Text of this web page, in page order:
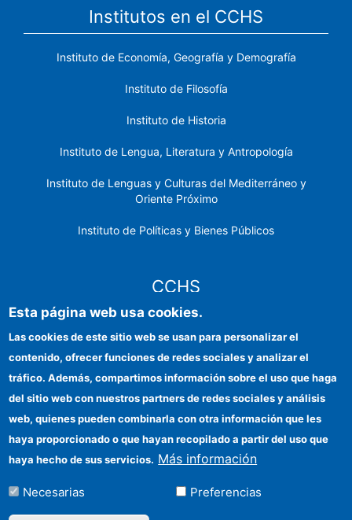
Institutos en el CCHS
Instituto de Economía, Geografía y Demografía
Instituto de Filosofía
Instituto de Historia
Instituto de Lengua, Literatura y Antropología
Instituto de Lenguas y Culturas del Mediterráneo y
Oriente Próximo
Instituto de Políticas y Bienes Públicos
CCHS
Identidad institucional
Ayudas FEDER
Organismos financiadores
Contacto
Cómo llegar
Esta página web usa cookies.
Las cookies de este sitio web se usan para personalizar el
contenido, ofrecer funciones de redes sociales y analizar el
tráfico. Además, compartimos información sobre el uso que haga
del sitio web con nuestros partners de redes sociales y análisis
web, quienes pueden combinarla con otra información que les
haya proporcionado o que hayan recopilado a partir del uso que
haya hecho de sus servicios. Más información
Necesarias Preferencias